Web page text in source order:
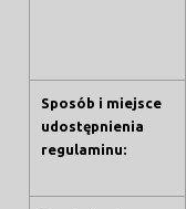
Sposób i miejsce
udostępnienia
regulaminu: